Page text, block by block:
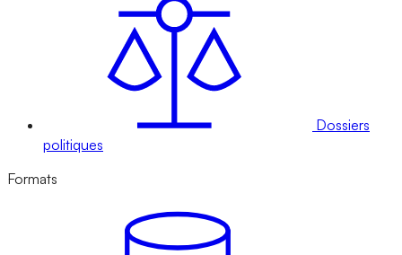
Dossiers
politiques
Formats